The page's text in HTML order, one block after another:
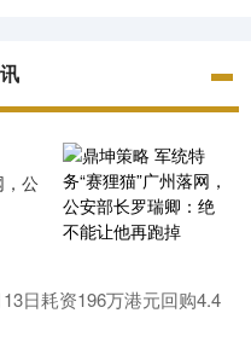
，公
日耗资196万港元回购4.4